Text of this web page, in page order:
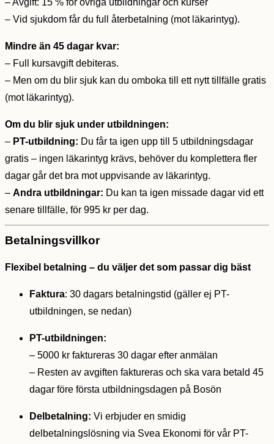
– Avgift: 15 % för övriga utbildningar och kurser
– Vid sjukdom får du full återbetalning (mot läkarintyg).
Mindre än 45 dagar kvar:
– Full kursavgift debiteras.
– Men om du blir sjuk kan du omboka till ett nytt tillfälle gratis
(mot läkarintyg).
Om du blir sjuk under utbildningen:
– PT-utbildning: Du får ta igen upp till 5 utbildningsdagar
gratis – ingen läkarintyg krävs, behöver du komplettera fler
dagar går det bra mot uppvisande av läkarintyg.
– Andra utbildningar: Du kan ta igen missade dagar vid ett
senare tillfälle, för 995 kr per dag.
Betalningsvillkor
Flexibel betalning – du väljer det som passar dig bäst
Faktura: 30 dagars betalningstid (gäller ej PT-
utbildningen, se nedan)
PT-utbildningen:
– 5000 kr faktureras 30 dagar efter anmälan
– Resten av avgiften faktureras och ska vara betald 45
dagar före första utbildningsdagen på Bosön
Delbetalning: Vi erbjuder en smidig
delbetalningslösning via Svea Ekonomi för vår PT-